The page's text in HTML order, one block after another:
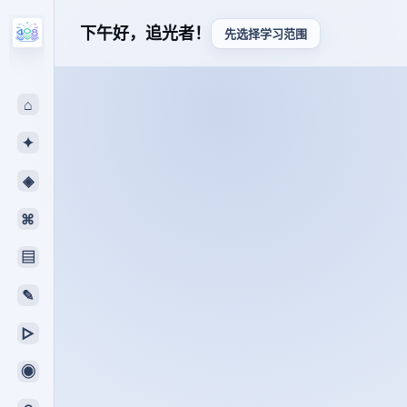
⌂
✦
◈
⌘
▤
✎
▻
◉
下午好，追光者！ 先选择学习范围